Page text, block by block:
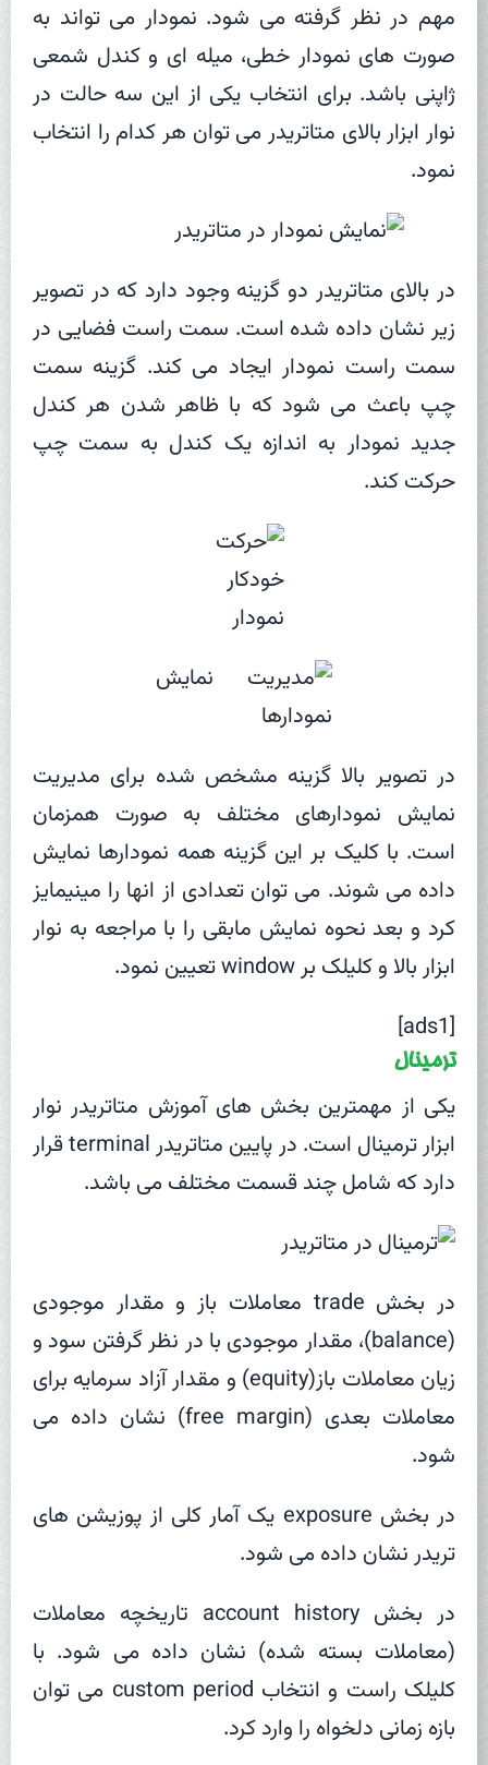
مهم در نظر گرفته می شود. نمودار می تواند به
صورت های نمودار خطی، میله ای و کندل شمعی
ژاپنی باشد. برای انتخاب یکی از این سه حالت در
نوار ابزار بالای متاتریدر می توان هر کدام را انتخاب
نمود.
در بالای متاتریدر دو گزینه وجود دارد که در تصویر
زیر نشان داده شده است. سمت راست فضایی در
سمت راست نمودار ایجاد می کند. گزینه سمت
چپ باعث می شود که با ظاهر شدن هر کندل
جدید نمودار به اندازه یک کندل به سمت چپ
حرکت کند.
در تصویر بالا گزینه مشخص شده برای مدیریت
نمایش نمودارهای مختلف به صورت همزمان
است. با کلیک بر این گزینه همه نمودارها نمایش
داده می شوند. می توان تعدادی از انها را مینیمایز
کرد و بعد نحوه نمایش مابقی را با مراجعه به نوار
ابزار بالا و کلیلک بر window تعیین نمود.
[ads1]
ترمینال
یکی از مهمترین بخش های آموزش متاتریدر نوار
ابزار ترمینال است. در پایین متاتریدر terminal قرار
دارد که شامل چند قسمت مختلف می باشد.
در بخش trade معاملات باز و مقدار موجودی
(balance)، مقدار موجودی با در نظر گرفتن سود و
زیان معاملات باز(equity) و مقدار آزاد سرمایه برای
معاملات بعدی (free margin) نشان داده می
شود.
در بخش exposure یک آمار کلی از پوزیشن های
تریدر نشان داده می شود.
در بخش account history تاریخچه معاملات
(معاملات بسته شده) نشان داده می شود. با
کلیلک راست و انتخاب custom period می توان
بازه زمانی دلخواه را وارد کرد.